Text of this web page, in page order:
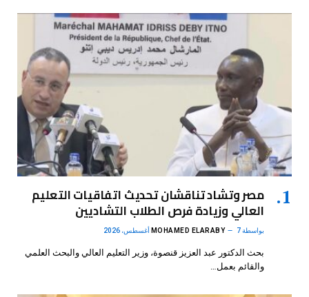
مصر وتشاد تناقشان تحديث اتفاقيات التعليم
العالي وزيادة فرص الطلاب التشاديين
بواسطة MOHAMED ELARABY 7 أغسطس، 2026
بحث الدكتور عبد العزيز قنصوة، وزير التعليم العالي والبحث العلمي
والقائم بعمل…